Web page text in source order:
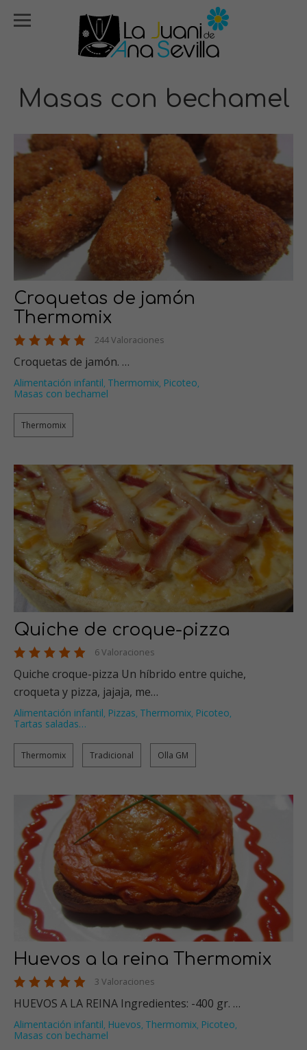
Masas con bechamel
Croquetas de jamón
Thermomix
244 Valoraciones
Croquetas de jamón. …
Alimentación infantil, Thermomix, Picoteo,
Masas con bechamel
Thermomix
Quiche de croque-pizza
6 Valoraciones
Quiche croque-pizza Un híbrido entre quiche,
croqueta y pizza, jajaja, me…
Alimentación infantil, Pizzas, Thermomix, Picoteo,
Tartas saladas…
Thermomix Tradicional Olla GM
Huevos a la reina Thermomix
3 Valoraciones
HUEVOS A LA REINA Ingredientes: -400 gr. …
Alimentación infantil, Huevos, Thermomix, Picoteo,
Masas con bechamel